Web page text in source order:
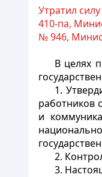
Утратил
410-па,
№ 946,
В целях
1.
работников
и
2.
3.